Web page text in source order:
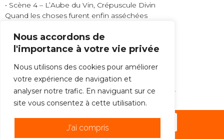
Nous accordons de
l'importance à votre vie privée
Nous utilisons des cookies pour améliorer
votre expérience de navigation et
analyser notre trafic. En naviguant sur ce
site vous consentez à cette utilisation.
J'ai compris
• Scène 4 – L’Aube du Vin, Crépuscule Divin
Quand les choses furent enfin asséchées
L’homme planta le pied de la vigne
Les raisins sans raison d’un partage non avoué
Et revint à l’Estaminet en pays gascon
où fleurissent encore toutes les utopies
loin de Dieu, de l’ivresse perdue au premier jour…